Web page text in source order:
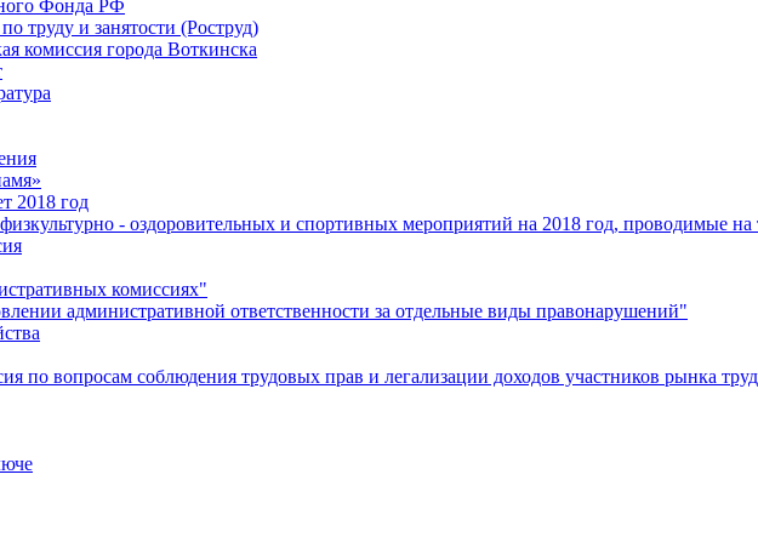
Фонда РФ
труду и занятости (Роструд)
комиссия города Воткинска
2018 год
- оздоровительных и спортивных мероприятий на 2018 год, проводимые
комиссиях"
административной ответственности за отдельные виды правонарушений"
по вопросам соблюдения трудовых прав и легализации доходов участников рынка